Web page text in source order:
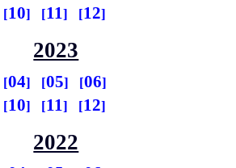
10 11 12
2023
04 05
06
10 11 12
2022